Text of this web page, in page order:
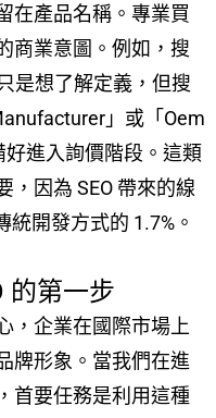
在產品名稱。專業買
商業意圖。例如，搜
是想了解定義，但搜
」或「Oem
進入詢價階段。這類
，因為 SEO 帶來的線
開發方式的 1.7%。
的第一步
，企業在國際市場上
牌形象。當我們在進
首要任務是利用這種